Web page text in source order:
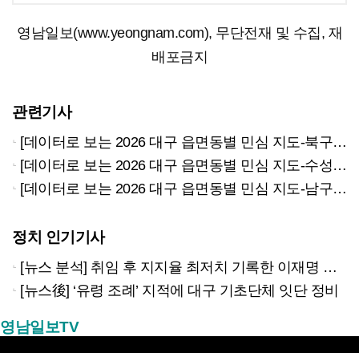
영남일보(www.yeongnam.com), 무단전재 및 수집, 재
배포금지
관련기사
[데이터로 보는 2026 대구 읍면동별 민심 지도-북구] 구도심·칠곡지구 보수 일변도 변화 ‘꿈틀’
[데이터로 보는 2026 대구 읍면동별 민심 지도-수성구] ‘학군지’ 범4·만3은 진보 추격…범2·만2는 보수 굳건?
[데이터로 보는 2026 대구 읍면동별 민심 지도-남구] 보수 철옹성 대구 남구, 흔들리는 동네 어디?
정치 인기기사
[뉴스 분석] 취임 후 지지율 최저치 기록한 이재명 대통령…왜?
[뉴스後] ‘유령 조례’ 지적에 대구 기초단체 잇단 정비
영남일보TV